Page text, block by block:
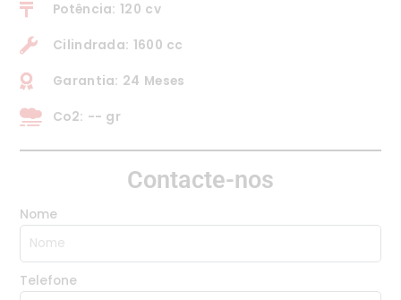
Potência: 120 cv
Cilindrada: 1600 cc
Garantia: 24 Meses
Co2: -- gr
Contacte-nos
Nome
Telefone